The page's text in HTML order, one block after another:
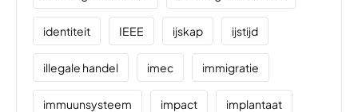
identiteit IEEE ijskap ijstijd
illegale handel imec immigratie
immuunsysteem impact implantaat